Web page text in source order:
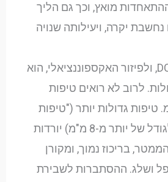
מואץ, וכך גם הליך
יקרה, ויעילותה שנויה
אחד ההסברים ל-DCD, ולפיזור האקספוננציאלי, הוא
לרוב לא רואים טיפות
גדולות יותר ("טיפות
ענק" יכולות להגיע לגודל של יותר מ-8 מ"מ) יורדות
בריכוז נמוך, ומקורן
ושלג. ההסתברות לשבירת